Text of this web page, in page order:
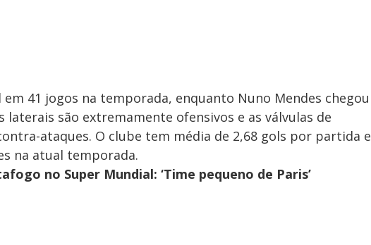
41 jogos na temporada, enquanto Nuno Mendes chegou
laterais são extremamente ofensivos e as válvulas de
ataques. O clube tem média de 2,68 gols por partida e
na atual temporada.
no Super Mundial: ‘Time pequeno de Paris’